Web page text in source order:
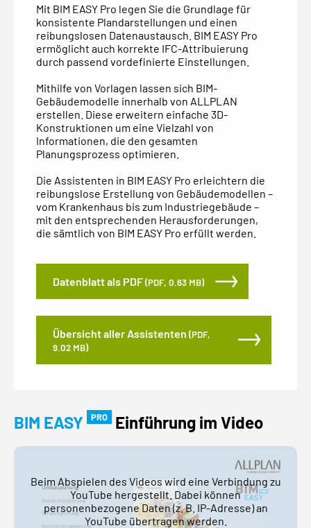
Mit BIM EASY Pro legen Sie die Grundlage für
konsistente Plandarstellungen und einen
reibungslosen Datenaustausch. BIM EASY Pro
ermöglicht auch korrekte IFC-Attribuierung
durch passend vordefinierte Einstellungen.
Mithilfe von Vorlagen lassen sich BIM-
Gebäudemodelle innerhalb von ALLPLAN
erstellen. Diese erweitern einfache 3D-
Konstruktionen um eine Vielzahl von
Informationen, die den gesamten
Planungsprozess optimieren.
Die Assistenten in BIM EASY Pro erleichtern die
reibungslose Erstellung von Gebäudemodellen –
vom Krankenhaus bis zum Industriegebäude –
mit den entsprechenden Herausforderungen,
die sämtlich von BIM EASY Pro erfüllt werden.
Datenblatt als PDF(PDF, 0.63 MB)
Übersicht aller Assistenten (PDF,
9.02 MB)
BIM EASY PRO Einführung im Video
Beim Abspielen des Videos wird eine Verbindung zu
YouTube hergestellt. Dabei können
personenbezogene Daten (z. B. IP-Adresse) an
YouTube übertragen werden.